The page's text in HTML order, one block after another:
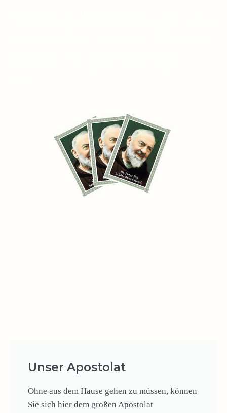
Unser Apostolat
Ohne aus dem Hause gehen zu müssen, können
Sie sich hier dem großen Apostolat